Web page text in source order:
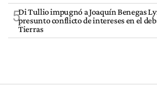
5Di Tullio impugnó a Joaquín Benegas
presunto conflicto de intereses en el
Tierras